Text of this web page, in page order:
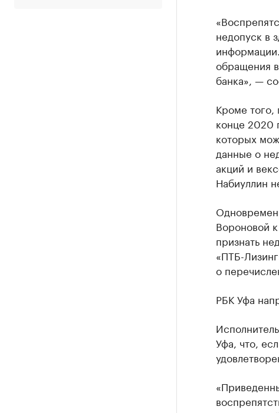
недопуск в
обращения
банка», —
Кроме
конце 2020
которых
данные о
акций и
Набиуллин
Вороновой
признать
«ПТБ-
о
РБК Уфа
Уфа, что,